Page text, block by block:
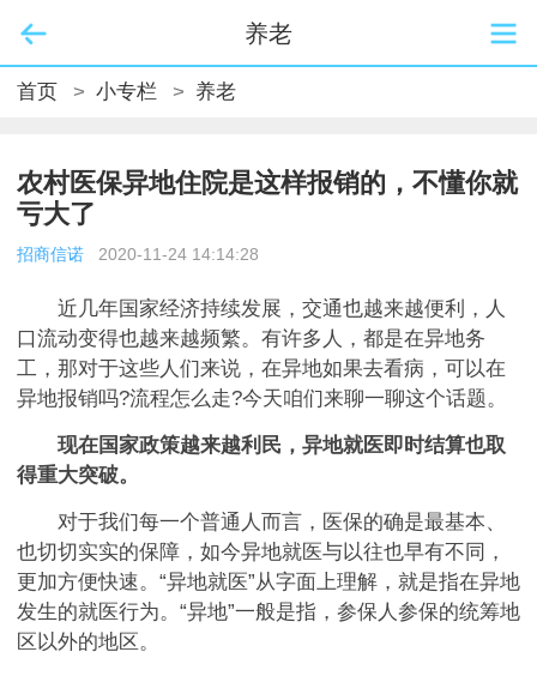
养老
首页 > 小专栏 > 养老
农村医保异地住院是这样报销的，不懂你就
亏大了
招商信诺 2020-11-24 14:14:28
近几年国家经济持续发展，交通也越来越便利，人
口流动变得也越来越频繁。有许多人，都是在异地务
工，那对于这些人们来说，在异地如果去看病，可以在
异地报销吗?流程怎么走?今天咱们来聊一聊这个话题。
现在国家政策越来越利民，异地就医即时结算也取
得重大突破。
对于我们每一个普通人而言，医保的确是最基本、
也切切实实的保障，如今异地就医与以往也早有不同，
更加方便快速。“异地就医”从字面上理解，就是指在异地
发生的就医行为。“异地”一般是指，参保人参保的统筹地
区以外的地区。